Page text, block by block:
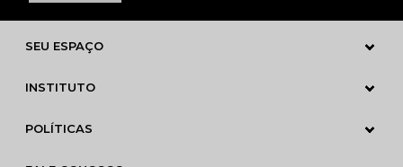
SEU ESPAÇO
INSTITUTO
POLÍTICAS